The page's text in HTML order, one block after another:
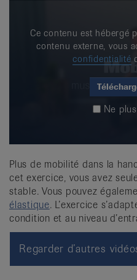
Ce contenu est hébergé
contenu externe, vous
confidentialité
Ne
Plus de mobilité dans la
cet exercice, vous avez
stable. Vous pouvez
élastique. L’exercice
condition et au niveau
Regarder d’autres